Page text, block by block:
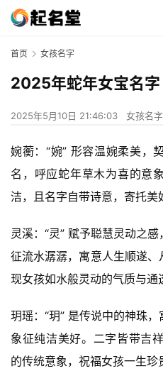
首页 女孩名字
2025年蛇年女宝名字
2025年5月10日 21:46:03 女孩名字
婉蘅：“婉” 形容温婉柔美，
名，呼应蛇年草木为喜的意
洁，且名字自带诗意，寄托美
灵溪：“灵” 赋予聪慧灵动之
征流水潺潺，寓意人生顺遂
现女孩如水般灵动的气质与通
玥瑶：“玥” 是传说中的神珠，
象征纯洁美好。二字皆带吉
的传统意象，祝福女孩一生珍